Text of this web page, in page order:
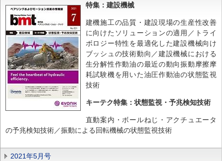
特集：建設機械
建機施工の品質・建設現場の生産性改善
に向けたソリューションの適用／トライ
ボロジー特性を最適化した建設機械向け
ブッシュの技術動向／建設機械における
生分解性作動油の最近の動向振動摩擦摩
耗試験機を用いた油圧作動油の状態監視
技術
キーテク特集：状態監視・予兆検知技術
直動案内・ボールねじ・アクチュエータ
の予兆検知技術／振動による回転機械の状態監視技術
2021年5月号